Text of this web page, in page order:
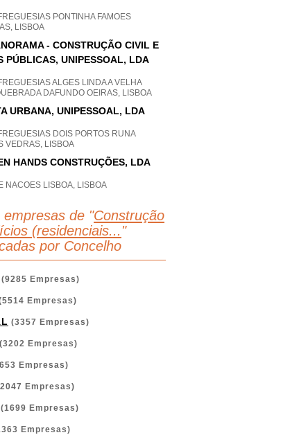
PONTINHA FAMOES
LISBOA
- CONSTRUÇÃO CIVIL E
PÚBLICAS, UNIPESSOAL, LDA
ALGES LINDA A VELHA
DAFUNDO OEIRAS, LISBOA
URBANA, UNIPESSOAL, LDA
DOIS PORTOS RUNA
VEDRAS, LISBOA
HANDS CONSTRUÇÕES, LDA
NACOES LISBOA, LISBOA
empresas de "Construção
(residenciais... "
por Concelho
(9285 Empresas)
Empresas)
(3357 Empresas)
(3202 Empresas)
Empresas)
Empresas)
(1699 Empresas)
Empresas)